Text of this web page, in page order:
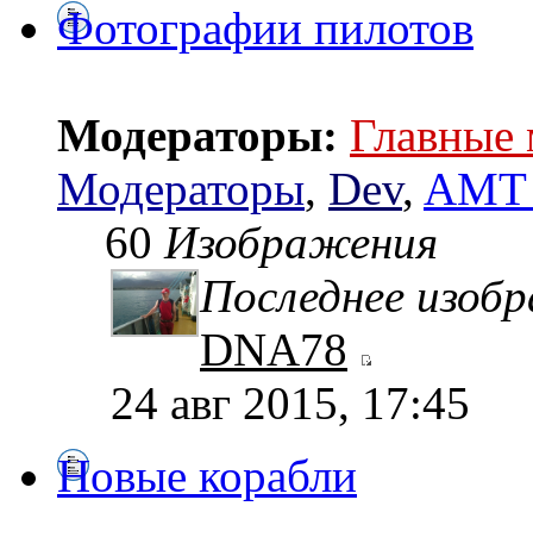
Фотографии пилотов
Модераторы: Главные
Модераторы, Dev, AMT
60 Изображения
Последнее
DNA78
24 авг 2015, 17:45
Новые корабли